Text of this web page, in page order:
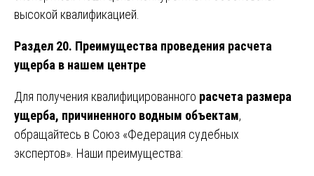
высокой квалификацией.
Раздел 20. Преимущества проведения расчета
ущерба в нашем центре
Для получения квалифицированного расчета размера
ущерба, причиненного водным объектам,
обращайтесь в Союз «Федерация судебных
экспертов». Наши преимущества: